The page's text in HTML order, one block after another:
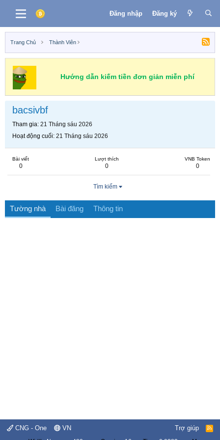
Đăng nhập Đăng ký
Trang Chủ Thành Viên
Hướng dẫn kiếm tiền đơn giản miễn phí
bacsivbf
Tham gia 21 Tháng sáu 2026
Hoạt động cuối 21 Tháng sáu 2026
Bài viết
0
Lượt thích
0
VNB Token
0
Tìm kiếm
Tường nhà Bài đăng Thông tin
CNG - One VN Trợ giúp
R